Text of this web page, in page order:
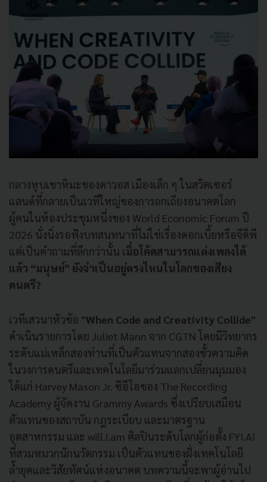
กลางหุบเขาหิมะของดาวอส เมืองเล็ก ๆ ในสวิตเซอร์
แลนด์ที่กลายเป็นเวทีใหญ่ของการถกเถียงอนาคตโลก
ผู้คนในห้องประชุมหนึ่งของ World Economic Forum ปี
2026 นั่งนิ่งรอฟังบทสนทนาที่ไม่ใช่เรื่องดอกเบี้ยหรือจีดีพี
แต่เป็นคำถามที่ลึกกว่านั้น เมื่อโค้ดสามารถแต่งเพลงได้
แล้ว “มนุษย์” ยังจำเป็นอยู่ตรงไหนในโลกของเสียง
ดนตรี?
เวทีเสวนาหัวข้อ "When Code and Creativity Collide"
ดำเนินรายการโดย Juliet Mann จาก CGTN โดยมีวิทยากร
ระดับแม่เหล็กสองท่านที่เป็นตัวแทนจากสองขั้วความคิด
ในวงการดนตรีและเทคโนโลยีมาร่วมแลกเปลี่ยนมุมมอง
ได้แก่ Harvey Mason Jr. ซีอีโอของ The Recording
Academy ผู้จัดงาน Grammy Awards ซึ่งเปรียบเสมือน
ตัวแทนของสถาบัน กฎระเบียบ และมาตรฐาน
อุตสาหกรรม และ will.i.am ศิลปินระดับโลกผู้ก่อตั้ง FYI.AI
ที่สวมหมวกนักนวัตกรรม เป็นตัวแทนของฝั่งเทคโนโลยี
ล้ำยุคและวิสัยทัศน์แห่งอนาคต บทความนี้จะพาผู้อ่านไป